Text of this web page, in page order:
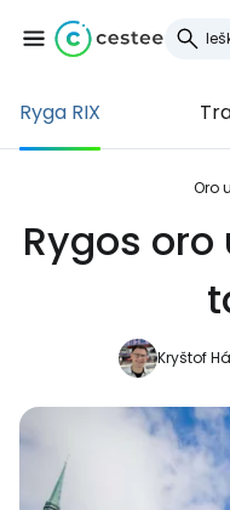
Ryga RIX
Oro
Rygos
Kryštof
Cestee
... pasaulinė